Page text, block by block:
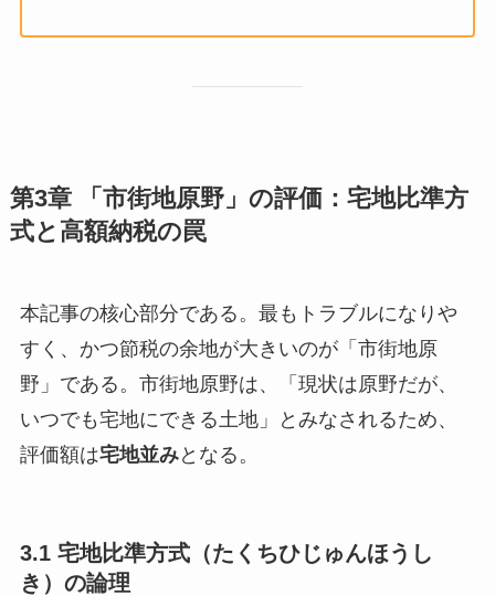
第3章 「市街地原野」の評価：宅地比準方
式と高額納税の罠
本記事の核心部分である。最もトラブルになりや
すく、かつ節税の余地が大きいのが「市街地原
野」である。市街地原野は、「現状は原野だが、
いつでも宅地にできる土地」とみなされるため、
評価額は宅地並みとなる。
3.1 宅地比準方式（たくちひじゅんほうし
き）の論理